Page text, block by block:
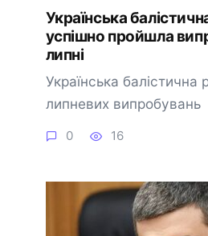
Українська
успішно пройшла
липні
Українська балістична
липневих випробувань
0 16